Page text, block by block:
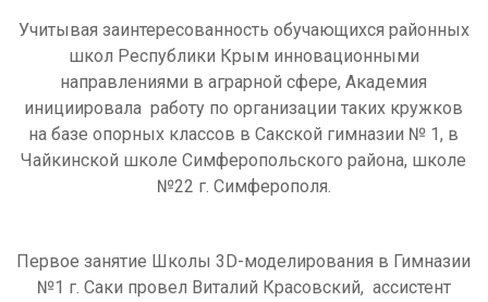
Учитывая заинтересованность обучающихся районных
школ Республики Крым инновационными
направлениями в аграрной сфере, Академия
инициировала работу по организации таких кружков
на базе опорных классов в Сакской гимназии № 1, в
Чайкинской школе Симферопольского района, школе
№22 г. Симферополя.
Первое занятие Школы 3D-моделирования в Гимназии
№1 г. Саки провел Виталий Красовский, ассистент